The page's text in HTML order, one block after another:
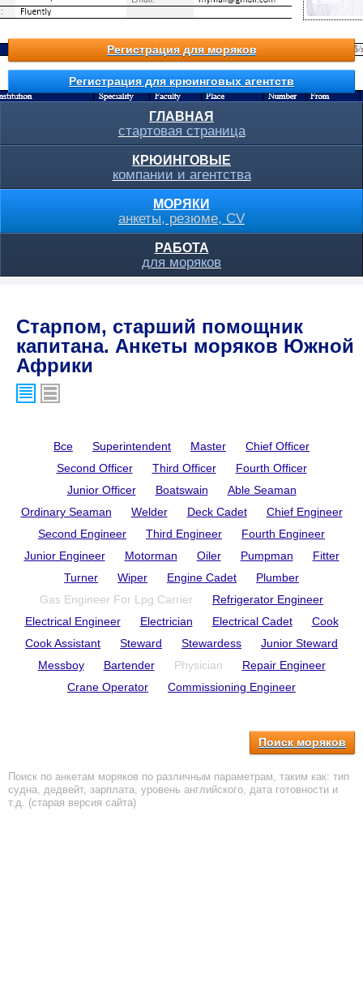
Регистрация для моряков
Регистрация для крюинговых агентств
ГЛАВНАЯ
стартовая страница
КРЮИНГОВЫЕ
компании и агентства
МОРЯКИ
анкеты, резюме, CV
РАБОТА
для моряков
Старпом, старший помощник
капитана. Анкеты моряков Южной
Африки
Все Superintendent Master
Chief Officer
Second Officer
Third Officer
Fourth Officer
Junior Officer
Boatswain
Able Seaman
Ordinary Seaman
Welder Deck Cadet
Chief Engineer
Second Engineer
Third Engineer
Fourth Engineer
Junior Engineer
Motorman Oiler Pumpman
Fitter
Turner
Wiper Engine Cadet
Plumber
Gas Engineer For Lpg Carrier
Refrigerator Engineer
Electrical Engineer
Electrician Electrical Cadet
Cook
Cook Assistant
Steward Stewardess
Junior Steward
Messboy
Bartender Physician
Repair Engineer
Crane Operator
Commissioning Engineer
Поиск моряков
Поиск по анкетам моряков по различным параметрам, таким как: тип
судна, дедвейт, зарплата, уровень английского, дата готовности и
т.д. (старая версия сайта)